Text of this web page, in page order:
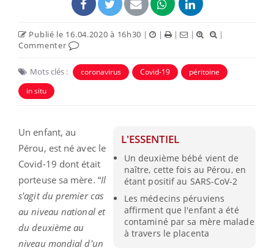
Publié le 16.04.2020 à 16h30 | | | |
|
Commenter
Mots clés : coronavirus Covid-19
péritoine
in situ
L'ESSENTIEL
Un deuxième bébé vient de
naître, cette fois au Pérou, en
étant positif au SARS-CoV-2
Les médecins péruviens
affirment que l'enfant a été
contaminé par sa mère malade
à travers le placenta
Un enfant, au
Pérou, est né avec le
Covid-19 dont était
porteuse sa mère. “Il
s'agit du premier cas
au niveau national et
du deuxième au
niveau mondial d'un